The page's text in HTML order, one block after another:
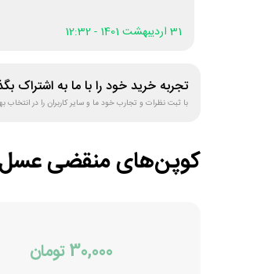
31 اردیبهشت 1401 - 12:32
تجربه خرید خود را با ما به اشتراک
با ثبت نظرات و تجارب خود ما و سایر کاربران را در انتخاب
کوپن‌های منقضیعسل
30,000 تومان